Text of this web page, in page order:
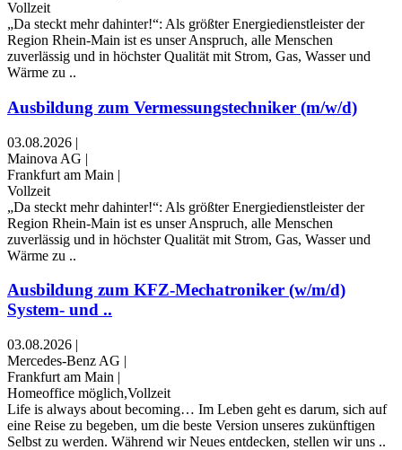
Vollzeit
„Da steckt mehr dahinter!“: Als größter Energiedienstleister der
Region Rhein-Main ist es unser Anspruch, alle Menschen
zuverlässig und in höchster Qualität mit Strom, Gas, Wasser und
Wärme zu ..
Ausbildung zum Vermessungstechniker (m/w/d)
03.08.2026 |
Mainova AG |
Frankfurt am Main |
Vollzeit
„Da steckt mehr dahinter!“: Als größter Energiedienstleister der
Region Rhein-Main ist es unser Anspruch, alle Menschen
zuverlässig und in höchster Qualität mit Strom, Gas, Wasser und
Wärme zu ..
Ausbildung zum KFZ-Mechatroniker (w/m/d)
System- und ..
03.08.2026 |
Mercedes-Benz AG |
Frankfurt am Main |
Homeoffice möglich,Vollzeit
Life is always about becoming… Im Leben geht es darum, sich auf
eine Reise zu begeben, um die beste Version unseres zukünftigen
Selbst zu werden. Während wir Neues entdecken, stellen wir uns ..